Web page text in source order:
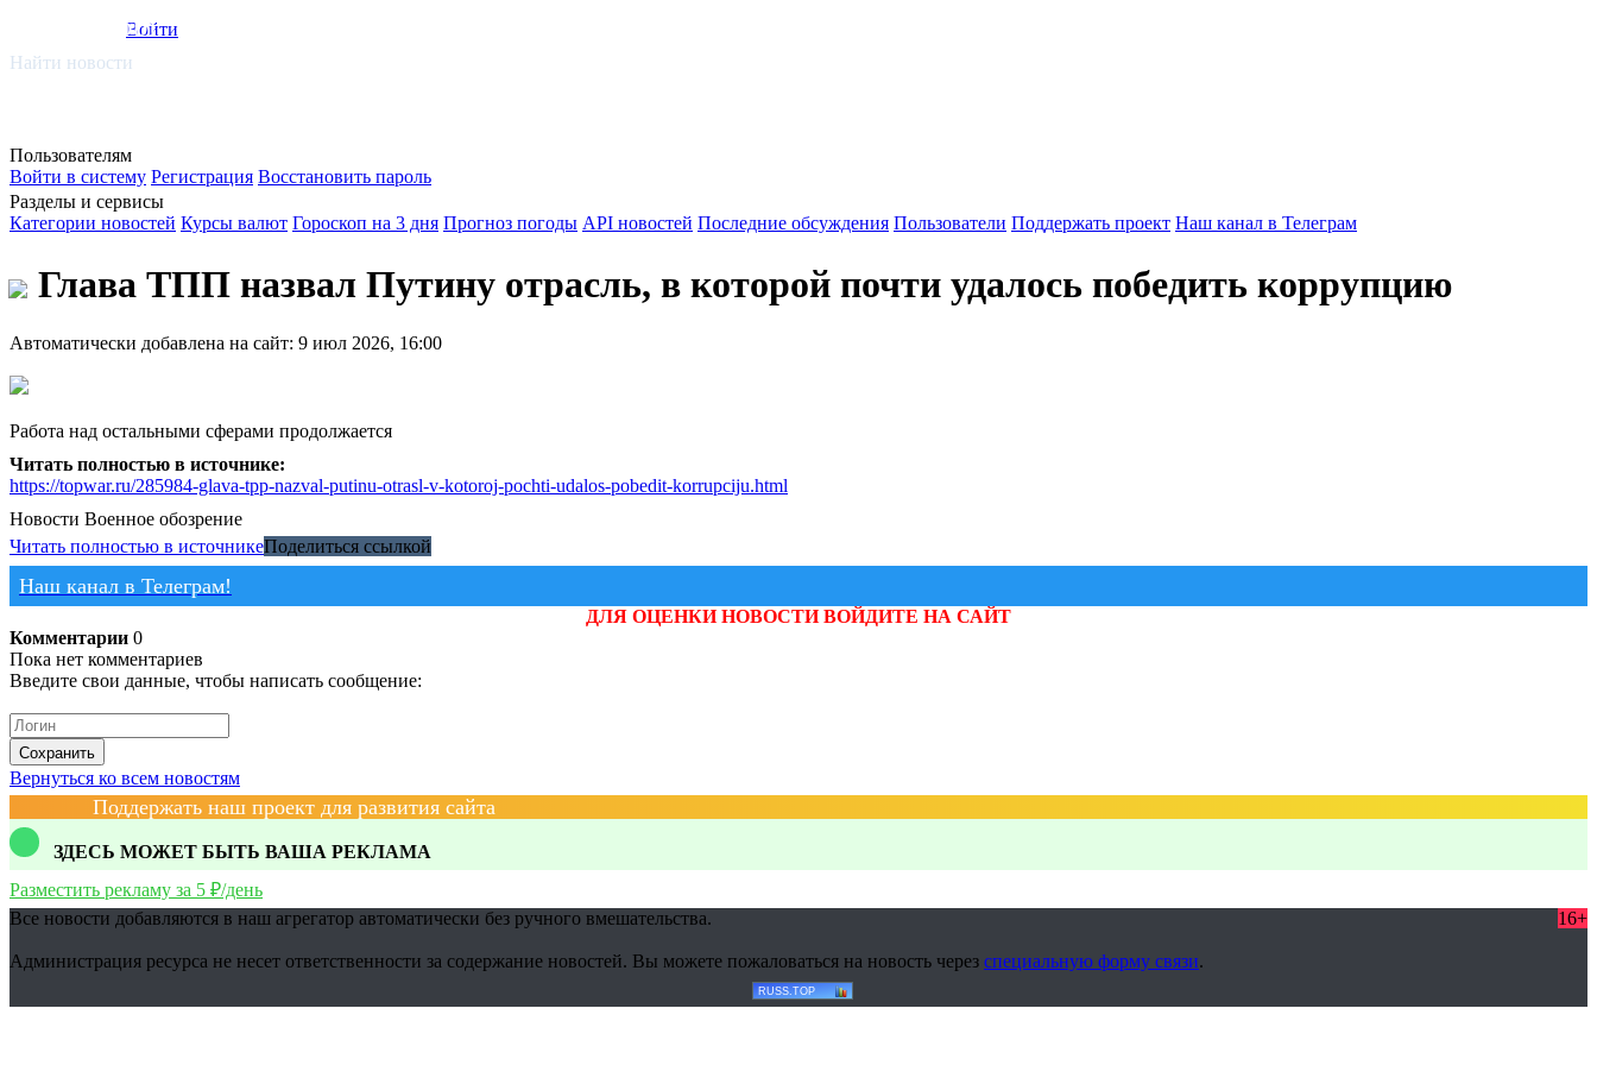
smi.mobi
Войти
Найти новости
Пользователям
Войти в систему Регистрация Восстановить пароль
Разделы и сервисы
Категории новостей Курсы валют Гороскоп на 3 дня Прогноз погоды API новостей Последние обсуждения Пользователи Поддержать проект Наш канал в Телеграм
Глава ТПП назвал Путину отрасль, в которой почти удалось победить коррупцию
Автоматически добавлена на сайт: 9 июл 2026, 16:00
Работа над остальными сферами продолжается
Читать полностью в источнике:
https://topwar.ru/285984-glava-tpp-nazval-putinu-otrasl-v-kotoroj-pochti-udalos-pobedit-korrupciju.html
Новости Военное обозрение
Читать полностью в источникеПоделиться ссылкой
Наш канал в Телеграм!
ДЛЯ ОЦЕНКИ НОВОСТИ ВОЙДИТЕ НА САЙТ
Комментарии 0
Пока нет комментариев
Введите свои данные, чтобы написать сообщение:
Сохранить
Вернуться ко всем новостям
Поддержать наш проект для развития сайта
ЗДЕСЬ МОЖЕТ БЫТЬ ВАША РЕКЛАМА
Разместить рекламу за 5 ₽/день
Все новости добавляются в наш агрегатор автоматически без ручного вмешательства.
16+
Администрация ресурса не несет ответственности за содержание новостей. Вы можете пожаловаться на новость через специальную форму связи.